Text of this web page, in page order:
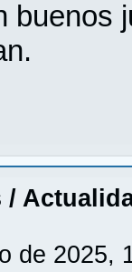
buenos
/
de 2025,